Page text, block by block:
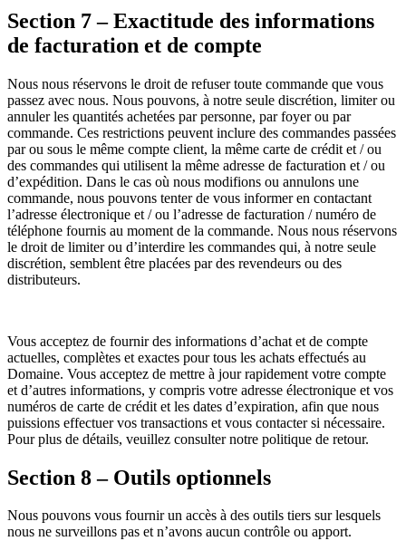
Section 7 – Exactitude des informations
de facturation et de compte
Nous nous réservons le droit de refuser toute commande que vous
passez avec nous. Nous pouvons, à notre seule discrétion, limiter ou
annuler les quantités achetées par personne, par foyer ou par
commande. Ces restrictions peuvent inclure des commandes passées
par ou sous le même compte client, la même carte de crédit et / ou
des commandes qui utilisent la même adresse de facturation et / ou
d’expédition. Dans le cas où nous modifions ou annulons une
commande, nous pouvons tenter de vous informer en contactant
l’adresse électronique et / ou l’adresse de facturation / numéro de
téléphone fournis au moment de la commande. Nous nous réservons
le droit de limiter ou d’interdire les commandes qui, à notre seule
discrétion, semblent être placées par des revendeurs ou des
distributeurs.
Vous acceptez de fournir des informations d’achat et de compte
actuelles, complètes et exactes pour tous les achats effectués au
Domaine. Vous acceptez de mettre à jour rapidement votre compte
et d’autres informations, y compris votre adresse électronique et vos
numéros de carte de crédit et les dates d’expiration, afin que nous
puissions effectuer vos transactions et vous contacter si nécessaire.
Pour plus de détails, veuillez consulter notre politique de retour.
Section 8 – Outils optionnels
Nous pouvons vous fournir un accès à des outils tiers sur lesquels
nous ne surveillons pas et n’avons aucun contrôle ou apport.